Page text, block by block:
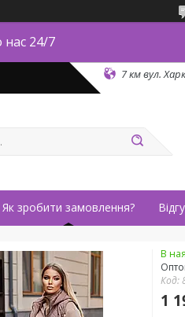
нас 24/7
7 км вул.
Як зробити замовлення?
В
Код:
1